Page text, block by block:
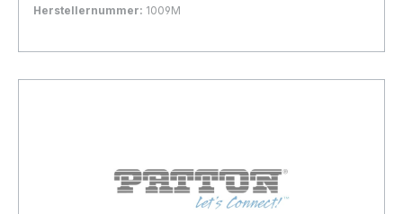
Herstellernummer: 1009M
In den Warenkorb